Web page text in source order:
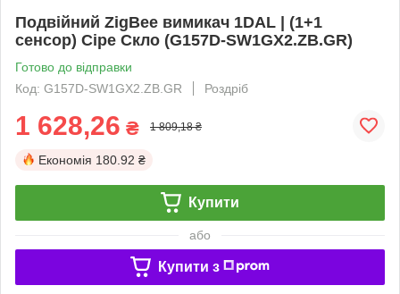
Подвійний ZigBee вимикач 1DAL | (1+1
сенсор) Сіре Скло (G157D-SW1GX2.ZB.GR)
Готово до відправки
Код: G157D-SW1GX2.ZB.GR
Роздріб
1 628,26 ₴ 1 809,18 ₴
Економія 180.92 ₴
Купити
або
Купити з